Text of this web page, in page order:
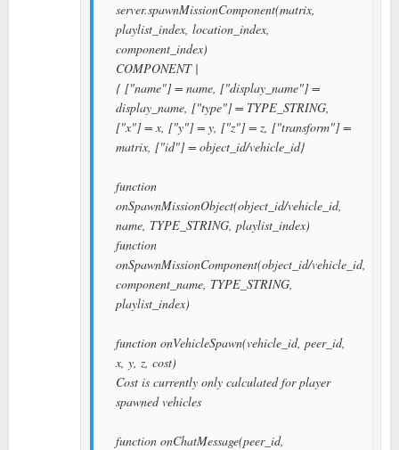
server.spawnMissionComponent(matrix,
playlist_index, location_index,
component_index)
COMPONENT |
{ ["name"] = name, ["display_name"] =
display_name, ["type"] = TYPE_STRING,
["x"] = x, ["y"] = y, ["z"] = z, ["transform"] =
matrix, ["id"] = object_id/vehicle_id}
function
onSpawnMissionObject(object_id/vehicle_id,
name, TYPE_STRING, playlist_index)
function
onSpawnMissionComponent(object_id/vehicle_id,
component_name, TYPE_STRING,
playlist_index)
function onVehicleSpawn(vehicle_id, peer_id,
x, y, z, cost)
Cost is currently only calculated for player
spawned vehicles
function onChatMessage(peer_id,